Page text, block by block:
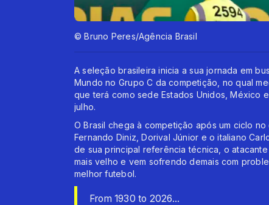
© Bruno Peres/Agência Brasil
A seleção brasileira inicia a sua jornada em
Mundo no Grupo C da competição, no qual
que terá como sede Estados Unidos, México
julho.
O Brasil chega à competição após um ciclo
Fernando Diniz, Dorival Júnior e o italiano
de sua principal referência técnica, o
mais velho e vem sofrendo demais com
melhor futebol.
From 1930 to 2026...